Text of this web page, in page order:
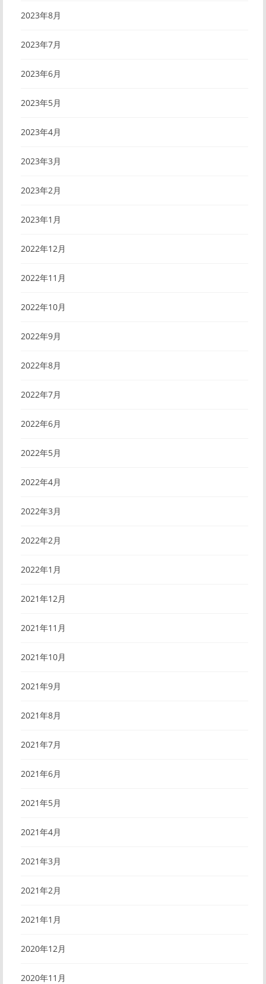
2023年8月
2023年7月
2023年6月
2023年5月
2023年4月
2023年3月
2023年2月
2023年1月
2022年12月
2022年11月
2022年10月
2022年9月
2022年8月
2022年7月
2022年6月
2022年5月
2022年4月
2022年3月
2022年2月
2022年1月
2021年12月
2021年11月
2021年10月
2021年9月
2021年8月
2021年7月
2021年6月
2021年5月
2021年4月
2021年3月
2021年2月
2021年1月
2020年12月
2020年11月